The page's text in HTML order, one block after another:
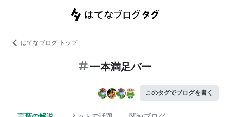
はてなブログ トップ
一本満足バー
このタグでブログを書く